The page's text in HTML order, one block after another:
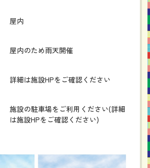
屋内
屋内のため雨天開催
詳細は施設HPをご確認ください
施設の駐車場をご利用ください(詳細
は施設HPをご確認ください)